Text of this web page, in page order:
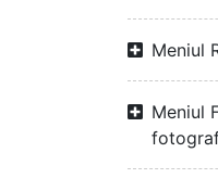
Meniul
Meniul